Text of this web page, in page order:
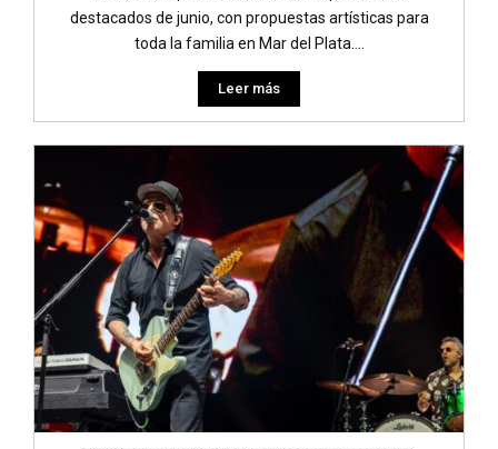
destacados de junio, con propuestas artísticas para
toda la familia en Mar del Plata....
Leer más